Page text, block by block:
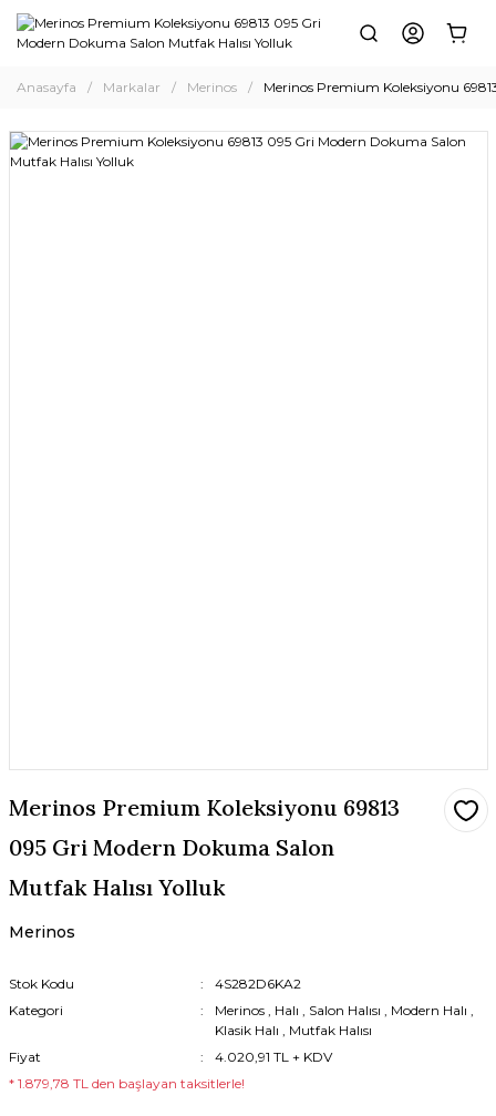
Anasayfa Markalar Merinos Merinos Premium Koleksiyonu
Merinos Premium Koleksiyonu 69813
095 Gri Modern Dokuma Salon
Mutfak Halısı Yolluk
Merinos
Stok Kodu
4S282D6KA2
Kategori
Merinos , Halı , Salon Halısı , Modern Halı ,
Klasik Halı , Mutfak Halısı
Fiyat
4.020,91 TL + KDV
* 1.879,78 TL den başlayan taksitlerle!